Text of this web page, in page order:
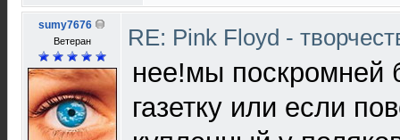
sumy7676
Ветеран RE: Pink Floyd -
нее!мы поскромней
газетку или если